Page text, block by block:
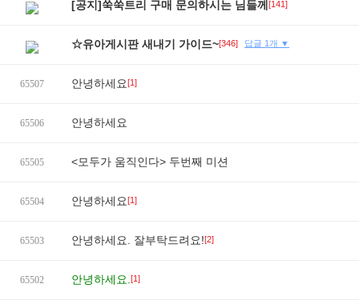
[공지]쑥쑥트리 구매 문의하시는 님들께 [141]
☆유아게시판 새내기 가이드~[346] 답글 1개 ▼
65507 안녕하세요[1]
65506 안녕하세요
65505 <모두가 움직인다> 두번째 미션
65504 안녕하세요[1]
65503 안녕하세요. 잘부탁드려요![2]
65502 안녕하세요. [1]